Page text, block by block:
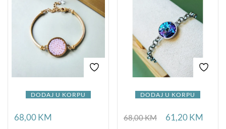
DODAJ U KORPU
68,00KM
DODAJ U KORPU
68,00KM 61,20KM